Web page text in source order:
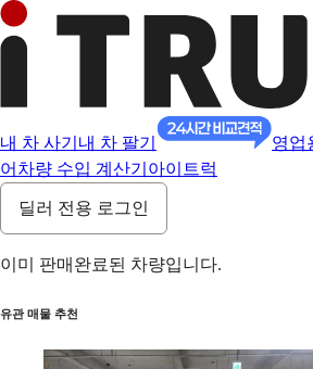
내 차 사기 내 차 팔기 영업
어 차량 수입 계산기 아이트럭
딜러 전용 로그인
이미 판매완료된 차량입니다.
유관 매물 추천